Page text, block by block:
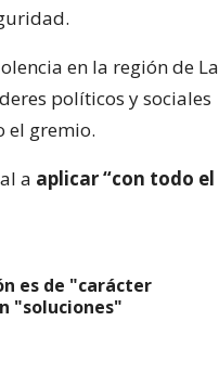
en la región de La
políticos y sociales
el gremio.
a aplicar “con todo el
es de "carácter
"soluciones"